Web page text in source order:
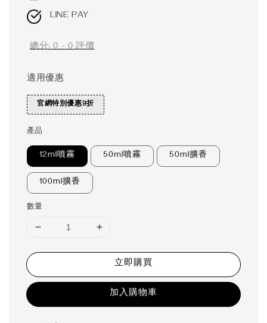
LINE PAY
總分:0-0評價
適用優惠
官網特別優惠9折
產品
12ml噴霧 50ml噴霧 50ml擴香
100ml擴香
數量
立即購買
加入購物車